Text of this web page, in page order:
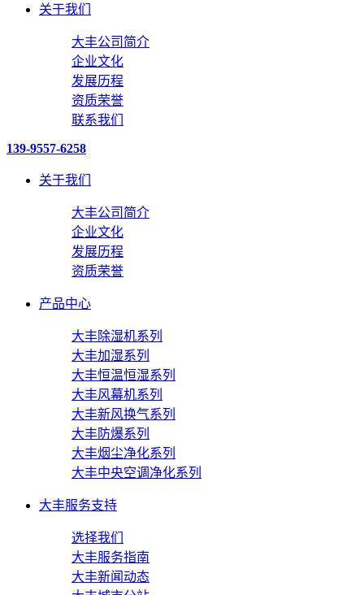
关于我们
大丰公司简介
企业文化
发展历程
资质荣誉
联系我们
139-9557-6258
关于我们
大丰公司简介
企业文化
发展历程
资质荣誉
产品中心
大丰除湿机系列
大丰加湿系列
大丰恒温恒湿系列
大丰风幕机系列
大丰新风换气系列
大丰防爆系列
大丰烟尘净化系列
大丰中央空调净化系列
大丰服务支持
选择我们
大丰服务指南
大丰新闻动态